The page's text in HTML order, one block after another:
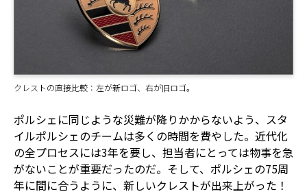
クレストの直接比較：左が新ロゴ、右が旧ロゴ。
ポルシェに同じような災難が降りかからないよう、スタ
イルポルシェのチームは多くの時間を費やした。近代化
の全プロセスには3年を要し、担当者にとっては物事を急
がないことが重要だったのだ。そして、ポルシェの75周
年に間に合うように、新しいクレストが出来上がった！